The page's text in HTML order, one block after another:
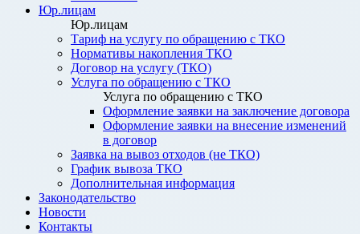
Юр.лицам
Юр.лицам
Тариф на услугу по обращению с ТКО
Нормативы накопления ТКО
Договор на услугу (ТКО)
Услуга по обращению с ТКО
Услуга по обращению с ТКО
Оформление заявки на заключение договора
Оформление заявки на внесение изменений
в договор
Заявка на вывоз отходов (не ТКО)
График вывоза ТКО
Дополнительная информация
Законодательство
Новости
Контакты